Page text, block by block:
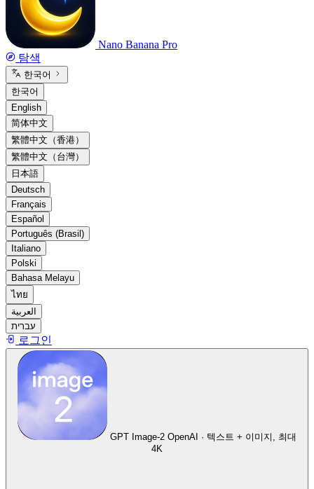
Nano Banana Pro
탐색
한국어
한국어
English
简体中文
繁體中文（香港）
繁體中文（台灣）
日本語
Deutsch
Français
Español
Português (Brasil)
Italiano
Polski
Bahasa Melayu
ไทย
العربية
עברית
로그인
GPT Image-2 OpenAI · 텍스트 + 이미지, 최대
4K